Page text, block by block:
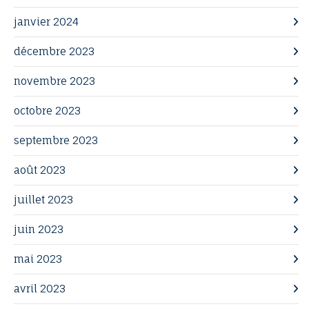
janvier 2024
décembre 2023
novembre 2023
octobre 2023
septembre 2023
août 2023
juillet 2023
juin 2023
mai 2023
avril 2023